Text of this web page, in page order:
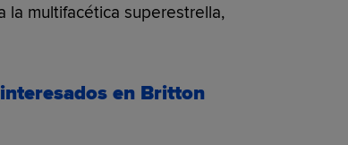
la multifacética superestrella,
en Britton